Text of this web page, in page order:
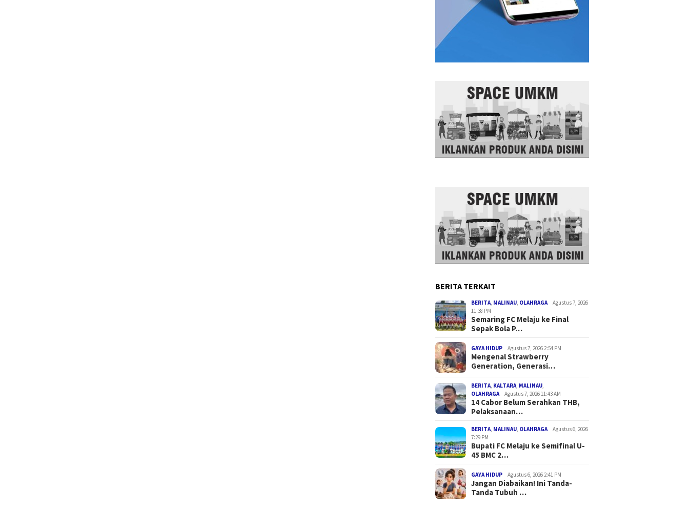
BERITA TERKAIT
BERITA MALINAU OLAHRAGA
Agustus 7, 2026
11:38 PM
Semaring FC Melaju ke Final
Sepak Bola P…
GAYA HIDUP Agustus 7, 2026 2:54 PM
Mengenal Strawberry
Generation, Generasi…
BERITA KALTARA MALINAU
OLAHRAGA
Agustus 7, 2026 11:43 AM
14 Cabor Belum Serahkan THB,
Pelaksanaan…
BERITA MALINAU OLAHRAGA
Agustus 6, 2026
7:29 PM
Bupati FC Melaju ke Semifinal U-
45 BMC 2…
GAYA HIDUP Agustus 6, 2026 2:41 PM
Jangan Diabaikan! Ini Tanda-
Tanda Tubuh …